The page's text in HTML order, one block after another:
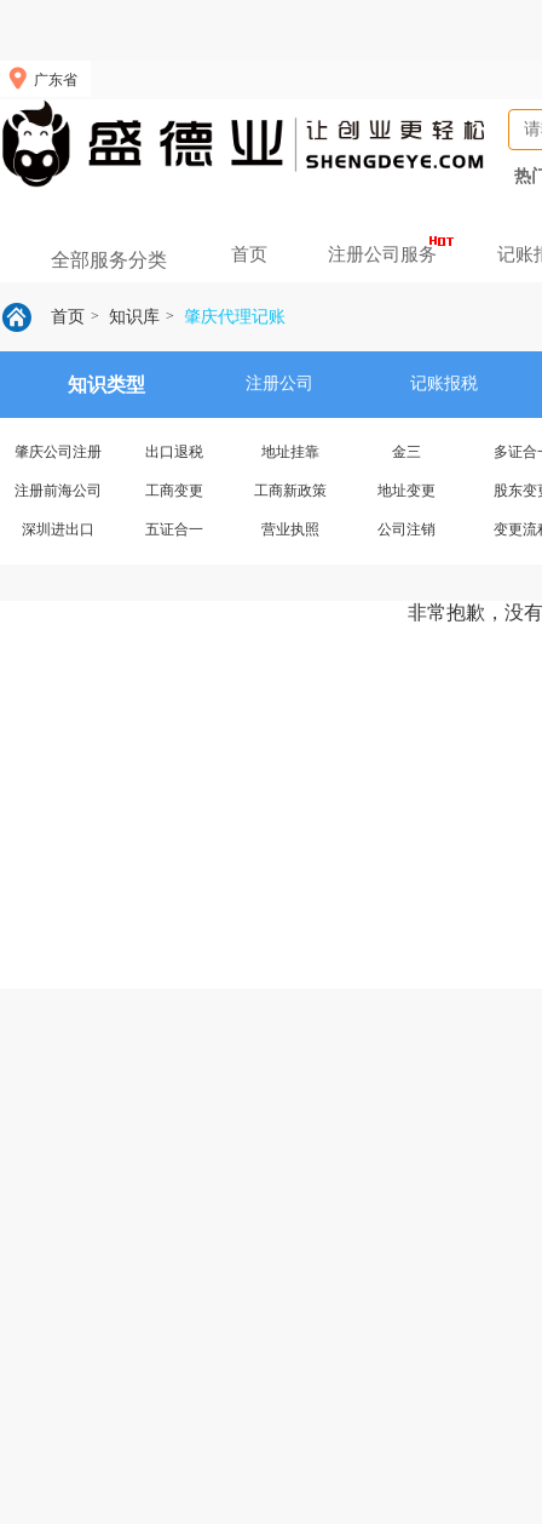
广东省
热
全部服务分类 首页 注册公司服务 记账
首页 > 知识库 > 肇庆代理记账
知识类型 注册公司 记账报税
肇庆公司注册 出口退税 地址挂靠 金三 多证合
注册前海公司 工商变更 工商新政策 地址变更 股东变
深圳进出口 五证合一 营业执照 公司注销 变更流
非常抱歉，没